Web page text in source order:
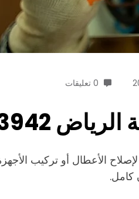
0 تعليقات
لإصلاح الأعطال أو تركيب
كامل.